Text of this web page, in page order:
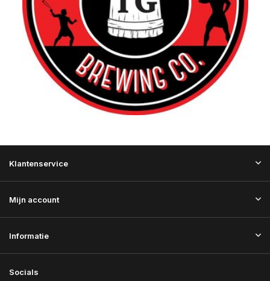
Klantenservice
Mijn account
Informatie
Socials